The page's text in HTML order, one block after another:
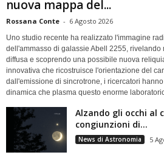
nuova mappa del...
Rossana Conte - 6 Agosto 2026
Uno studio recente ha realizzato l'immagine
dell'ammasso di galassie Abell 2255,
diffusa e scoprendo una possibile nuova
innovativa che ricostruisce l'orientazione del
dall'emissione di sincrotrone, i ricercatori
dinamica che plasma questo enorme
Alzando gli occhi al
congiunzioni di...
News di Astronomia 5